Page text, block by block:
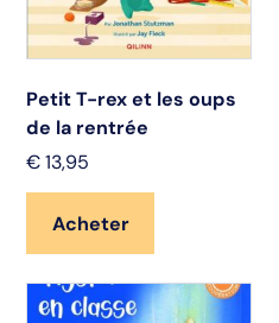
Petit T-rex et les oups
de la rentrée
€ 13,95
Acheter